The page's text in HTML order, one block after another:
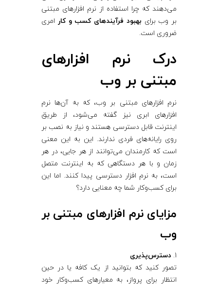
می‌دهند که چرا استفاده از نرم‌ افزارهای مبتنی
بر وب برای بهبود فرآیندهای کسب‌ و کار امری
ضروری است.
درک نرم‌ افزارهای
مبتنی بر وب
نرم‌ افزارهای مبتنی بر وب، که به آن‌ها نرم‌
افزارهای ابری نیز گفته می‌شود، از طریق
اینترنت قابل دسترسی هستند و نیاز به نصب بر
روی رایانه‌های فردی ندارند. این به این معنی
است که کارمندان می‌توانند از هر جایی، در هر
زمان و با هر دستگاهی که به اینترنت متصل
است، به نرم‌ افزار دسترسی پیدا کنند. اما این
برای کسب‌وکار شما چه معنایی دارد؟
مزایای نرم‌ افزارهای مبتنی بر
وب
1. دسترس‌پذیری
تصور کنید که بتوانید از یک کافه یا در حین
انتظار برای پرواز، به معیارهای کسب‌وکار خود